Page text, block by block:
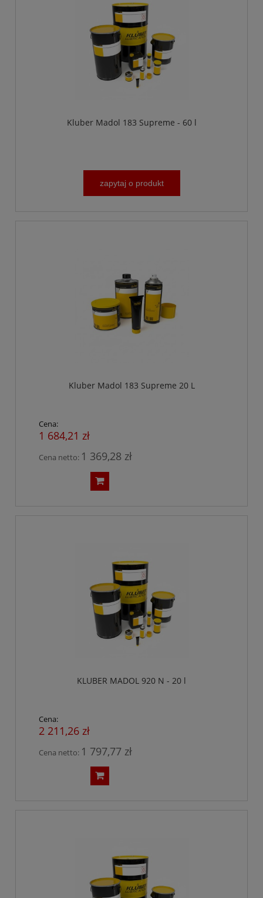
Kluber Madol 183 Supreme - 60 l
zapytaj o produkt
Kluber Madol 183 Supreme 20 L
Cena:
1 684,21 zł
Cena netto: 1 369,28 zł
KLUBER MADOL 920 N - 20 l
Cena:
2 211,26 zł
Cena netto: 1 797,77 zł